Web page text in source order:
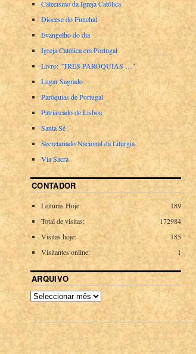
Catecismo da Igreja Católica
Diocese do Funchal
Evangelho do dia
Igreja Católica em Portugal
Livro: "TRÊS PARÓQUIAS …"
Lugar Sagrado
Paróquias de Portugal
Patriarcado de Lisboa
Santa Sé
Secretariado Nacional da Liturgia
Via Sacra
CONTADOR
189
Leituras Hoje:
172984
Total de visitas:
185
Visitas hoje:
1
Visitantes online:
ARQUIVO